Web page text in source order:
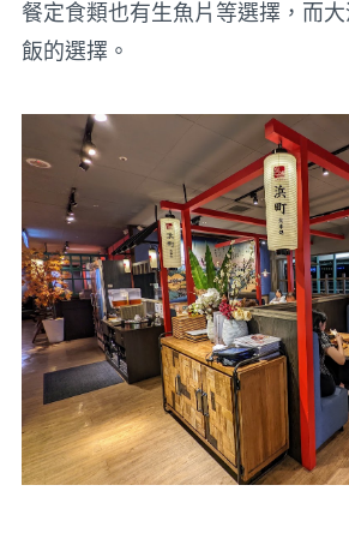
餐定食類也有生魚片等選擇，而
飯的選擇。